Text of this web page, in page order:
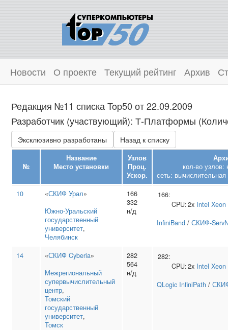
Новости О проекте Текущий рейтинг Архив
Редакция №11 списка Top50 от 22.09.2009
Разработчик (участвующий): Т‑Платформы
Эксклюзивно разработаны Назад к списку
№
Название
Место установки
Узлов
Проц.
Ускор.
кол-во узлов:
сеть:
10
«СКИФ Урал»
Южно‑Уральский
государственный
университет,
Челябинск
166
332
н/д
166:
CPU:2x Intel Xeon
InfiniBand / СКИФ-
14 «СКИФ Cyberia»
Межрегиональный
супервычислительный
центр,
Томский
государственный
университет,
Томск
282
564
н/д
282:
CPU:2x Intel Xeon
QLogic InfiniPath /